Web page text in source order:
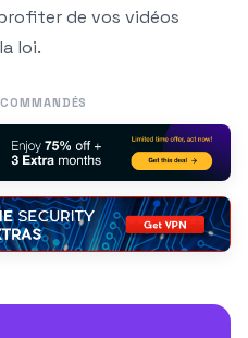
de vos vidéos
loi.